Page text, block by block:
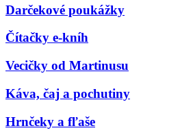
Darčekové poukážky
Čítačky e-kníh
Vecičky od Martinusu
Káva, čaj a pochutiny
Hrnčeky a fľaše